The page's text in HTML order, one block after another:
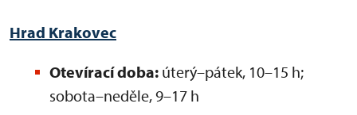
Hrad Krakovec
Otevírací doba: úterý–pátek, 10–15 h;
sobota–neděle, 9–17 h